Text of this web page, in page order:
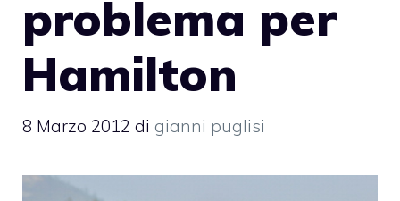
problema per
Hamilton
8 Marzo 2012 di gianni puglisi